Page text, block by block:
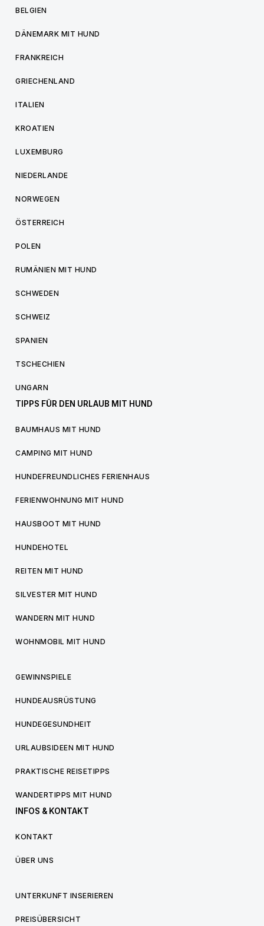
BELGIEN
DÄNEMARK MIT HUND
FRANKREICH
GRIECHENLAND
ITALIEN
KROATIEN
LUXEMBURG
NIEDERLANDE
NORWEGEN
ÖSTERREICH
POLEN
RUMÄNIEN MIT HUND
SCHWEDEN
SCHWEIZ
SPANIEN
TSCHECHIEN
UNGARN
TIPPS FÜR DEN URLAUB MIT HUND
BAUMHAUS MIT HUND
CAMPING MIT HUND
HUNDEFREUNDLICHES FERIENHAUS
FERIENWOHNUNG MIT HUND
HAUSBOOT MIT HUND
HUNDEHOTEL
REITEN MIT HUND
SILVESTER MIT HUND
WANDERN MIT HUND
WOHNMOBIL MIT HUND
GEWINNSPIELE
HUNDEAUSRÜSTUNG
HUNDEGESUNDHEIT
URLAUBSIDEEN MIT HUND
PRAKTISCHE REISETIPPS
WANDERTIPPS MIT HUND
INFOS & KONTAKT
KONTAKT
ÜBER UNS
UNTERKUNFT INSERIEREN
PREISÜBERSICHT